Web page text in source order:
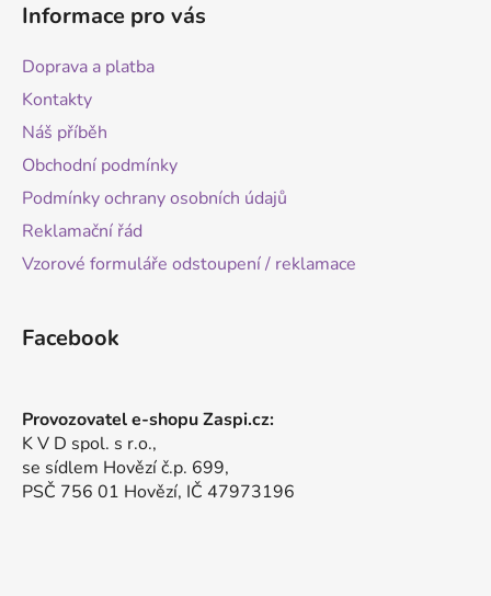
Informace pro vás
Doprava a platba
Kontakty
Náš příběh
Obchodní podmínky
Podmínky ochrany osobních údajů
Reklamační řád
Vzorové formuláře odstoupení / reklamace
Facebook
Provozovatel e-shopu Zaspi.cz:
K V D spol. s r.o.,
se sídlem Hovězí č.p. 699,
PSČ 756 01 Hovězí, IČ 47973196